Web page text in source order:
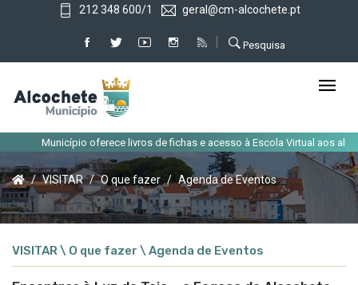
212 348 600/1 geral@cm-alcochete.pt
Pesquisa
Município oferece livros de fichas e acesso à Escola Virtual aos alunos
VISITAR O que fazer Agenda de Eventos
VISITAR \ O que fazer \ Agenda de Eventos